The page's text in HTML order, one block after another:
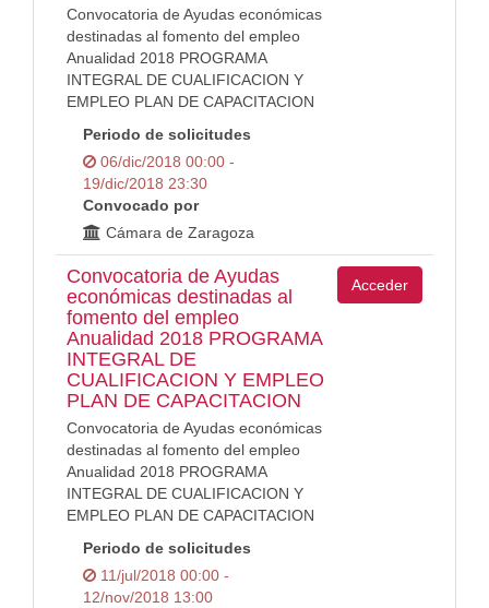
Convocatoria de Ayudas económicas
destinadas al fomento del empleo
Anualidad 2018 PROGRAMA
INTEGRAL DE CUALIFICACION Y
EMPLEO PLAN DE CAPACITACION
Periodo de solicitudes
06/dic/2018 00:00 -
19/dic/2018 23:30
Convocado por
Cámara de Zaragoza
Convocatoria de Ayudas
económicas destinadas al
fomento del empleo
Anualidad 2018 PROGRAMA
INTEGRAL DE
CUALIFICACION Y EMPLEO
PLAN DE CAPACITACION
Convocatoria de Ayudas económicas
destinadas al fomento del empleo
Anualidad 2018 PROGRAMA
INTEGRAL DE CUALIFICACION Y
EMPLEO PLAN DE CAPACITACION
Periodo de solicitudes
11/jul/2018 00:00 -
12/nov/2018 13:00
Acceder